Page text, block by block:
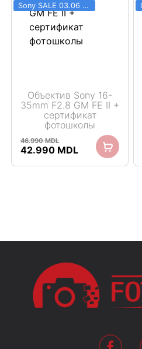
Sony SALE 03.06 - 31.08
Объектив Sony 16-
35mm F2.8 GM FE II +
сертификат
фотошколы
46.990MDL
Первоначальная
42.990 MDL Текущая
цена: